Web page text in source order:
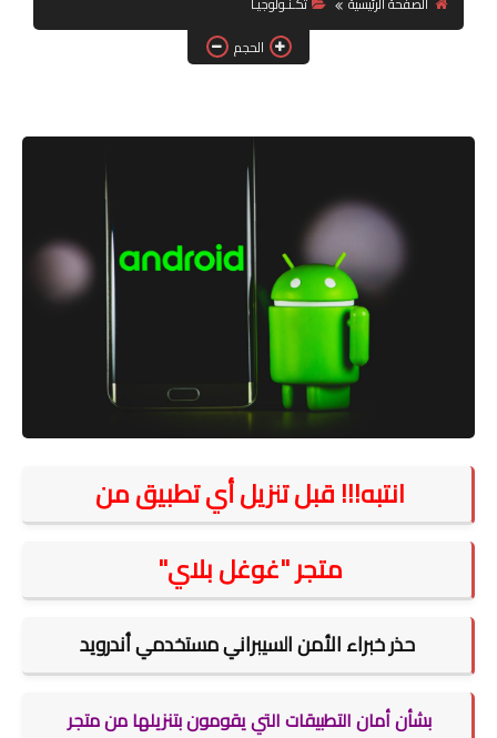
تكنولوجيا
فن
الحجم
انتبه!!! قبل تنزيل أي تطبيق من
متجر"غوغل بلاي"
حذر خبراء الأمن السيبراني مستخدمي أندرويد
بشأن أمان التطبيقات التي يقومون بتنزيلها من متجر